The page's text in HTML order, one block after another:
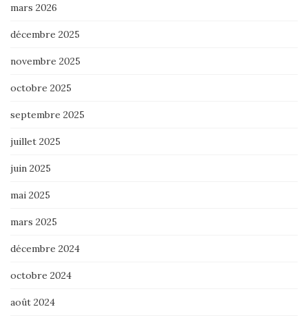
mars 2026
décembre 2025
novembre 2025
octobre 2025
septembre 2025
juillet 2025
juin 2025
mai 2025
mars 2025
décembre 2024
octobre 2024
août 2024